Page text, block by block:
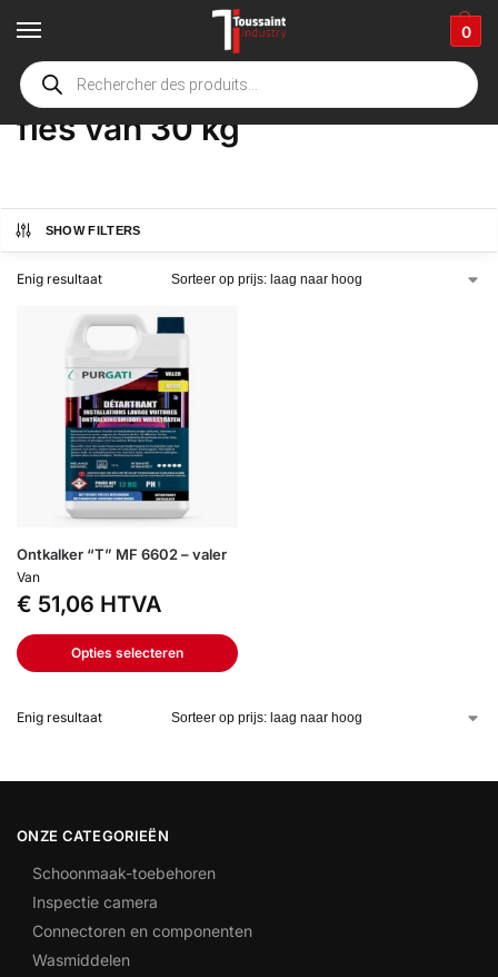
0
Home Winkel / Product Deel / fles van 30 kg
fles van 30 kg
SHOW FILTERS
Enig resultaat
Ontkalker “T” MF 6602 – valer
Van
€ 51,06 HTVA
Opties selecteren
Enig resultaat
ONZE CATEGORIEËN
Schoonmaak-toebehoren
Inspectie camera
Connectoren en componenten
Wasmiddelen